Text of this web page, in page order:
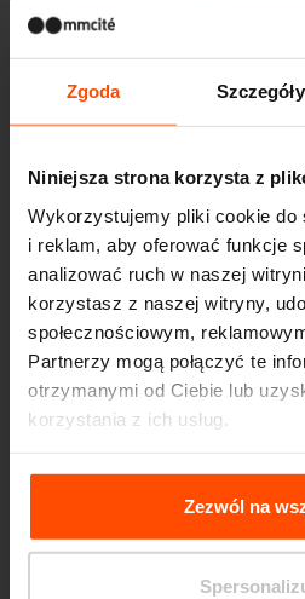
Zgoda Szczegóły
Niniejsza strona korzysta z
Wykorzystujemy pliki cookie do
i reklam, aby oferować funkcje
analizować ruch w naszej
korzystasz z naszej witryny,
społecznościowym,
Partnerzy mogą połączyć te
otrzymanymi od Ciebie lub
korzystania z ich usług.
Więcej informacji można
Relating to the Processing
Zezwól na
Seattle – Popup